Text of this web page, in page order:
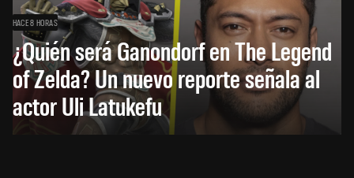
HACE 8 HORAS
¿Quién será Ganondorf en The Legend
of Zelda? Un nuevo reporte señala al
actor Uli Latukefu